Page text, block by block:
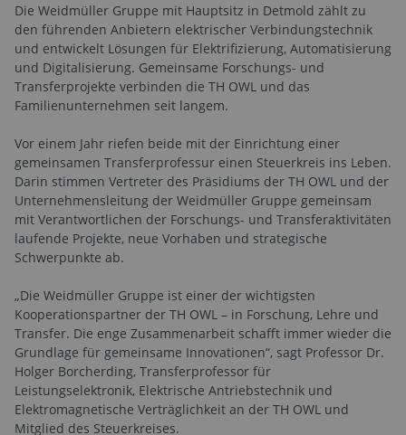
Die Weidmüller Gruppe mit Hauptsitz in Detmold zählt zu
den führenden Anbietern elektrischer Verbindungstechnik
und entwickelt Lösungen für Elektrifizierung, Automatisierung
und Digitalisierung. Gemeinsame Forschungs- und
Transferprojekte verbinden die TH OWL und das
Familienunternehmen seit langem.
Vor einem Jahr riefen beide mit der Einrichtung einer
gemeinsamen Transferprofessur einen Steuerkreis ins Leben.
Darin stimmen Vertreter des Präsidiums der TH OWL und der
Unternehmensleitung der Weidmüller Gruppe gemeinsam
mit Verantwortlichen der Forschungs- und Transferaktivitäten
laufende Projekte, neue Vorhaben und strategische
Schwerpunkte ab.
„Die Weidmüller Gruppe ist einer der wichtigsten
Kooperationspartner der TH OWL – in Forschung, Lehre und
Transfer. Die enge Zusammenarbeit schafft immer wieder die
Grundlage für gemeinsame Innovationen“, sagt Professor Dr.
Holger Borcherding, Transferprofessor für
Leistungselektronik, Elektrische Antriebstechnik und
Elektromagnetische Verträglichkeit an der TH OWL und
Mitglied des Steuerkreises.